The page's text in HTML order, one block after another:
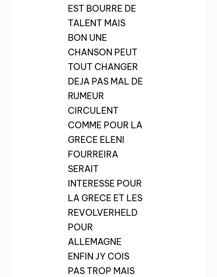
EST BOURRE DE
TALENT MAIS
BON UNE
CHANSON PEUT
TOUT CHANGER
DEJA PAS MAL DE
RUMEUR
CIRCULENT
COMME POUR LA
GRECE ELENI
FOURREIRA
SERAIT
INTERESSE POUR
LA GRECE ET LES
REVOLVERHELD
POUR
ALLEMAGNE
ENFIN JY COIS
PAS TROP MAIS